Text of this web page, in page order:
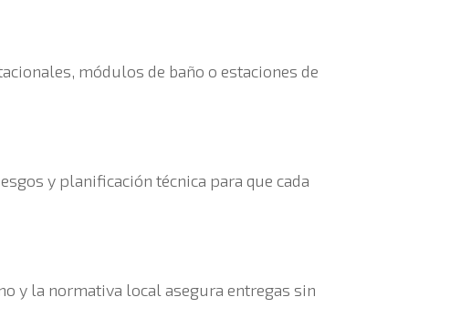
módulos de baño o estaciones de
y planificación técnica para que cada
y la normativa local asegura entregas sin